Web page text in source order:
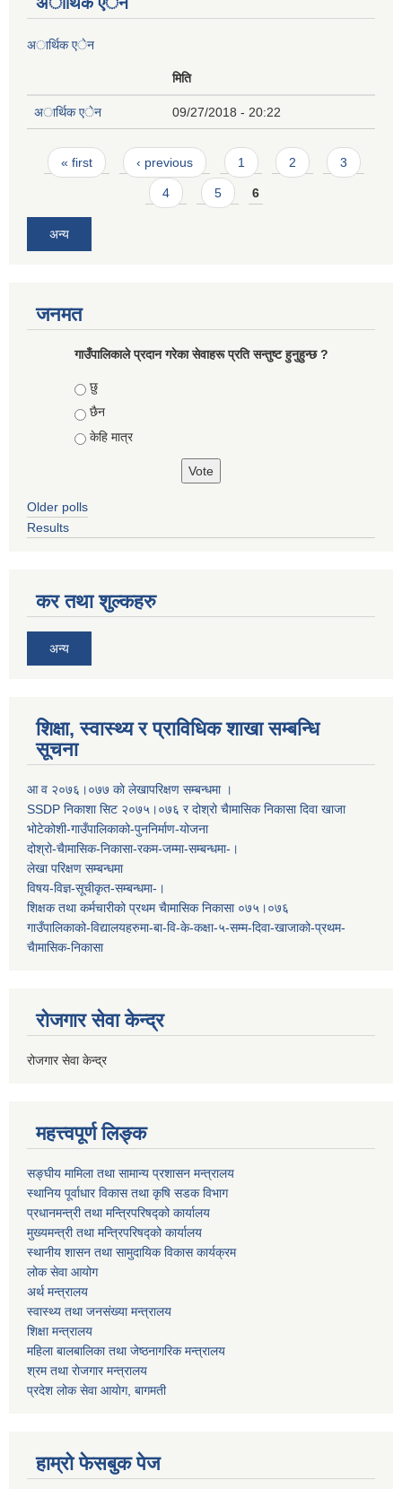
अार्थिक एेन
मिति
अार्थिक एेन 09/27/2018 - 20:22
Pages
« first ‹ previous 1 2 3
4 5 6
अन्य
जनमत
गाउँपालिकाले प्रदान गरेका सेवाहरू प्रति सन्तुष्ट हुनुहुन्छ ?
Choices
छु
छैन
केहि मात्र
Older polls
Results
कर तथा शुल्कहरु
अन्य
शिक्षा, स्वास्थ्य र प्राविधिक शाखा सम्बन्धि
सूचना
आ व २०७६।०७७ काे लेखापरिक्षण सम्बन्धमा ।
SSDP निकाशा सिट २०७५।०७६ र दोश्रो चैामासिक निकासा दिवा खाजा
भोटेकोशी-गाउँपालिकाको-पुननिर्माण-योजना
दोश्रो-चैामासिक-निकासा-रकम-जम्मा-सम्बन्धमा-।
लेखा परिक्षण सम्बन्धमा
विषय-विज्ञ-सूचीकृत-सम्बन्धमा-।
शिक्षक तथा कर्मचारीको प्रथम च‌ैामासिक निकासा ०७५।०७६
गाउँपालिकाको-विद्यालयहरुमा-बा-वि-के-कक्षा-५-सम्म-दिवा-खाजाको-प्रथम-
चैामासिक-निकासा
रोजगार सेवा केन्द्र
रोजगार सेवा केन्द्र
महत्त्वपूर्ण लिङ्क
सङ्घीय मामिला तथा सामान्य प्रशासन मन्त्रालय
स्थानिय पूर्वाधार विकास तथा कृषि सडक विभाग
प्रधानमन्त्री तथा मन्त्रिपरिषद्को कार्यालय
मुख्यमन्त्री तथा मन्त्रिपरिषद्को कार्यालय
स्थानीय शासन तथा सामुदायिक विकास कार्यक्रम
लोक सेवा आयोग
अर्थ मन्त्रालय
स्वास्थ्य तथा जनस‌ंख्या मन्त्रालय
शिक्षा मन्त्रालय
महिला बालबालिका तथा जेष्ठनागरिक मन्त्रालय
श्रम तथा राेजगार मन्त्रालय
प्रदेश लोक सेवा आयाेग, बागमती
हाम्रो फेसबुक पेज